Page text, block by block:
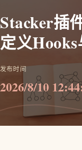
Stacker插
定义
发布时间
2026/8/10